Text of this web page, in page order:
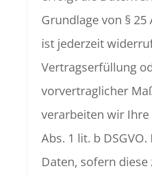
Grundlage von § 25
ist jederzeit
Vertragserfüllung
vorvertraglicher
verarbeiten wir Ihre
Abs. 1 lit. b
Daten, sofern